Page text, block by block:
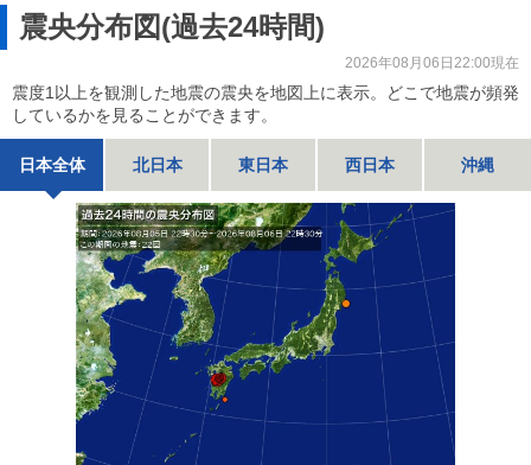
震央分布図(過去24時間)
2026年08月06日22:00現在
震度1以上を観測した地震の震央を地図上に表示。どこで地震が頻発
しているかを見ることができます。
日本全体 北日本 東日本 西日本 沖縄